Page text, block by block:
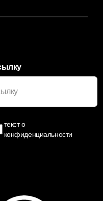
текст о
конфиденциальности